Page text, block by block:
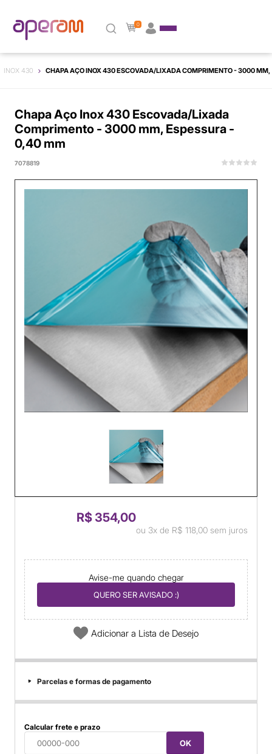
0
INOX 430 CHAPA AÇO INOX 430 ESCOVADA/LIXADA COMPRIMENTO - 3000
Chapa Aço Inox 430 Escovada/Lixada
Comprimento - 3000 mm, Espessura -
0,40 mm
7078819
R$ 354,00
ou 3x de R$ 118,00sem juros
Avise-me quando chegar
QUERO SER AVISADO :)
Adicionar a Lista de Desejo
Parcelas e formas de pagamento
Calcular frete e prazo
OK